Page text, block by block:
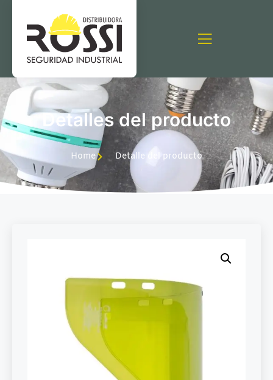
Detalles del producto
Home Detalle del producto